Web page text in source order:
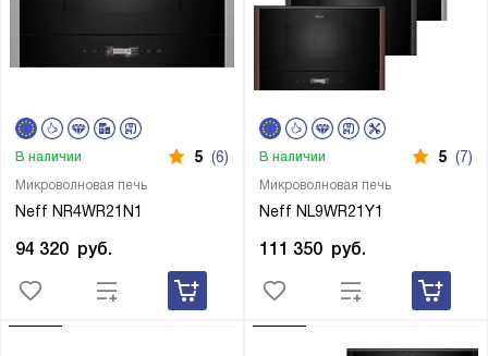
Микроволновая печь
Neff NR4WR21N1
В наличии 5 (6)
94 320 руб.
Микроволновая печь
Neff NL9WR21Y1
В наличии 5 (7)
111 350 руб.